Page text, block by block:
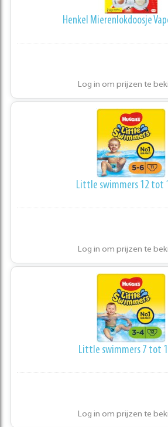
Henkel Mierenlokdoosje
Log in om prijzen te
Little swimmers 12 tot
Log in om prijzen te
Little swimmers 7 tot
Log in om prijzen te